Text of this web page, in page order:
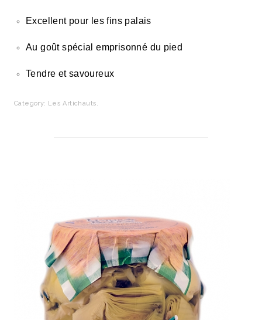
Excellent pour les fins palais
Au goût spécial emprisonné du pied
Tendre et savoureux
Category: Les Artichauts.